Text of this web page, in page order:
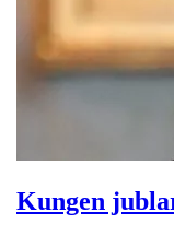
Kungen